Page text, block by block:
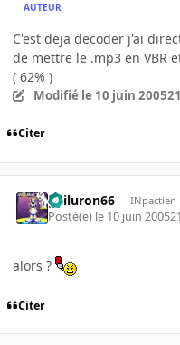
AUTEUR
C'est deja decoder j'ai
de mettre le .mp3 en VBR
( 62% )
Modifié le 10 juin 2005
Citer
gailuron66 INpactien
Posté(e) le 10 juin 2005
alors ?
Citer